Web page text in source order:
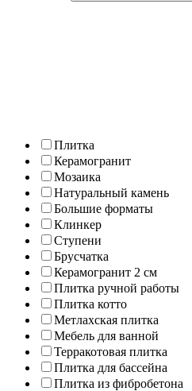
Плитка
Керамогранит
Мозаика
Натуральный камень
Большие форматы
Клинкер
Ступени
Брусчатка
Керамогранит 2 см
Плитка ручной работы
Плитка котто
Метлахская плитка
Мебель для ванной
Терракотовая плитка
Плитка для бассейна
Плитка из фибробетона